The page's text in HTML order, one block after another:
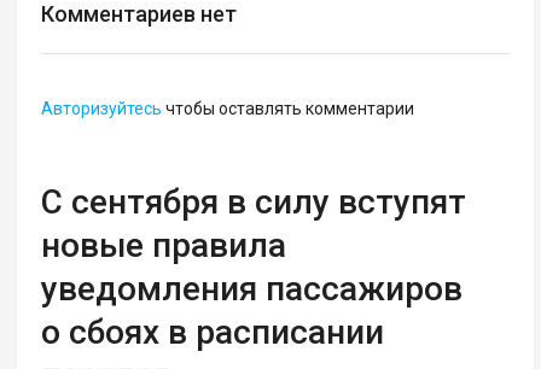
Комментариев нет
Авторизуйтесь чтобы оставлять комментарии
С сентября в силу вступят
новые правила
уведомления пассажиров
о сбоях в расписании